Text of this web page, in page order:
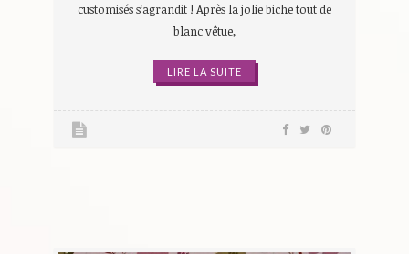
customisés s’agrandit ! Après la jolie biche tout de
blanc vêtue,
LIRE LA SUITE